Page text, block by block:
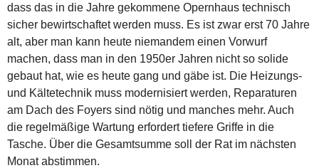
dass das in die Jahre gekommene Opernhaus technisch
sicher bewirtschaftet werden muss. Es ist zwar erst 70 Jahre
alt, aber man kann heute niemandem einen Vorwurf
machen, dass man in den 1950er Jahren nicht so solide
gebaut hat, wie es heute gang und gäbe ist. Die Heizungs-
und Kältetechnik muss modernisiert werden, Reparaturen
am Dach des Foyers sind nötig und manches mehr. Auch
die regelmäßige Wartung erfordert tiefere Griffe in die
Tasche. Über die Gesamtsumme soll der Rat im nächsten
Monat abstimmen.